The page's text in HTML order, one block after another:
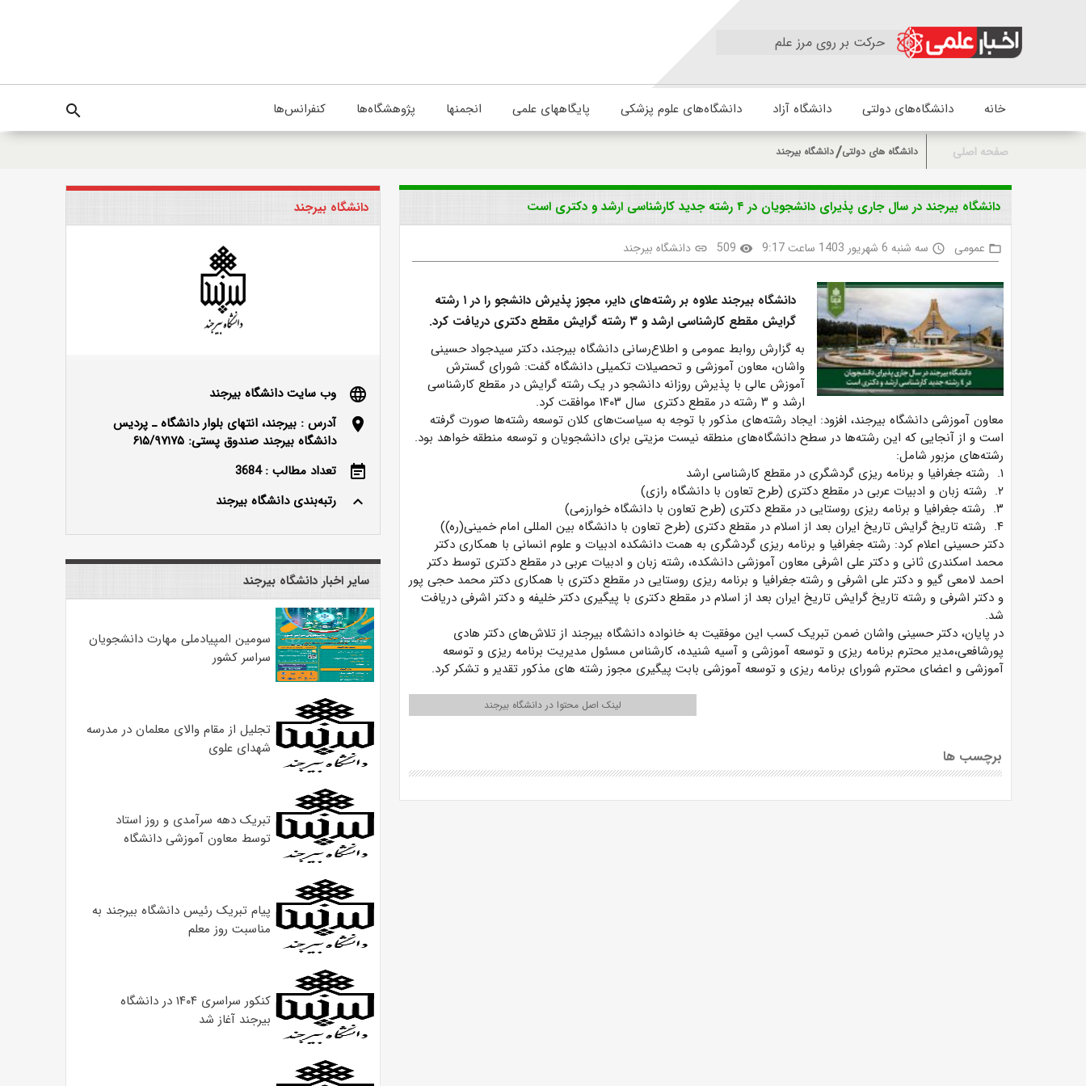
حرکت بر روی مرز علم
خانه دانشگاه‌های دولتی دانشگاه آزاد دانشگاه‌های علوم پزشکی پایگاههای علمی انجمنها پژوهشگاه‌ها کنفرانس‌ها search
صفحه اصلی دانشگاه های دولتی دانشگاه بیرجند
دانشگاه بیرجند در سال جاری پذیرای دانشجویان در ۴ رشته جدید کارشناسی ارشد و دکتری است
folder_open عمومی access_time سه شنبه 6 شهریور 1403 ساعت 9:17 visibility
509
link دانشگاه بیرجند
دانشگاه بیرجند علاوه بر رشته‌های دایر، مجوز پذیرش دانشجو را در ۱ رشته
گرایش مقطع کارشناسی ارشد و ۳ رشته گرایش مقطع دکتری دریافت کرد.
به گزارش روابط عمومی و اطلاع‌رسانی دانشگاه بیرجند، دکتر سید‌جواد حسینی
واشان، معاون آموزشی و تحصیلات تکمیلی دانشگاه گفت: شورای گسترش
آموزش عالی با پذیرش روزانه دانشجو در یک رشته گرایش در مقطع کارشناسی
ارشد و ۳ رشته در مقطع دکتری سال ۱۴۰۳ موافقت کرد.
معاون آموزشی دانشگاه بیرجند، افزود: ایجاد رشته‌های مذکور با توجه به سیاست‌های کلان توسعه رشته‌ها صورت گرفته
است و از آنجایی که این رشته‌ها در سطح دانشگاه‌های منطقه نیست مزیتی برای دانشجویان و توسعه منطقه خواهد بود.
رشته‌های مزبور شامل:
۱. رشته جغرافیا و برنامه ریزی گردشگری در مقطع کارشناسی ارشد
۲. رشته زبان و ادبیات عربی در مقطع دکتری (طرح تعاون با دانشگاه رازی)
۳. رشته جغرافیا و برنامه ریزی روستایی در مقطع دکتری (طرح تعاون با دانشگاه خوارزمی)
۴. رشته تاریخ گرایش تاریخ ایران بعد از اسلام در مقطع دکتری (طرح تعاون با دانشگاه بین المللی امام خمینی(ره))
دکتر حسینی اعلام کرد: رشته جغرافیا و برنامه ریزی گردشگری به همت دانشکده ادبیات و علوم انسانی با همکاری دکتر
محمد اسکندری ثانی و دکتر علی اشرفی معاون آموزشی دانشکده، رشته زبان و ادبیات عربی در مقطع دکتری توسط دکتر
احمد لامعی گیو و دکتر علی اشرفی و رشته جغرافیا و برنامه ریزی روستایی در مقطع دکتری با همکاری دکتر محمد حجی پور
و دکتر اشرفی و رشته تاریخ گرایش تاریخ ایران بعد از اسلام در مقطع دکتری با پیگیری دکتر خلیفه و دکتر اشرفی دریافت
شد.
در پایان، دکتر حسینی واشان ضمن تبریک کسب این موفقیت به خانواده دانشگاه بیرجند از تلاش‌های دکتر هادی
پورشافعی،مدیر محترم برنامه ریزی و توسعه آموزشی و آسیه شنیده، کارشناس مسئول مدیریت برنامه ریزی و توسعه
آموزشی و اعضای محترم شورای برنامه ریزی و توسعه آموزشی بابت پیگیری مجوز رشته های مذکور تقدیر و تشکر کرد.
لینک اصل محتوا در دانشگاه بیرجند
برچسب ها
دانشگاه بیرجند
language
وب سایت دانشگاه بیرجند
location_on
آدرس : بیرجند، انتهای بلوار دانشگاه ـ پردیس
دانشگاه بیرجند صندوق پستی: ۶۱۵/۹۷۱۷۵
event_note
تعداد مطالب : 3684
keyboard_arrow_up
رتبه‌بندی دانشگاه بیرجند
سایر اخبار دانشگاه بیرجند
سومین المپیادملی مهارت دانشجویان
سراسر کشور
تجلیل از مقام والای معلمان در مدرسه
شهدای علوی
تبریک دهه سرآمدی و روز استاد
توسط معاون آموزشی دانشگاه
پیام تبریک رئیس دانشگاه بیرجند به
مناسبت روز معلم
کنکور سراسری ۱۴۰۴ در دانشگاه
بیرجند آغاز شد